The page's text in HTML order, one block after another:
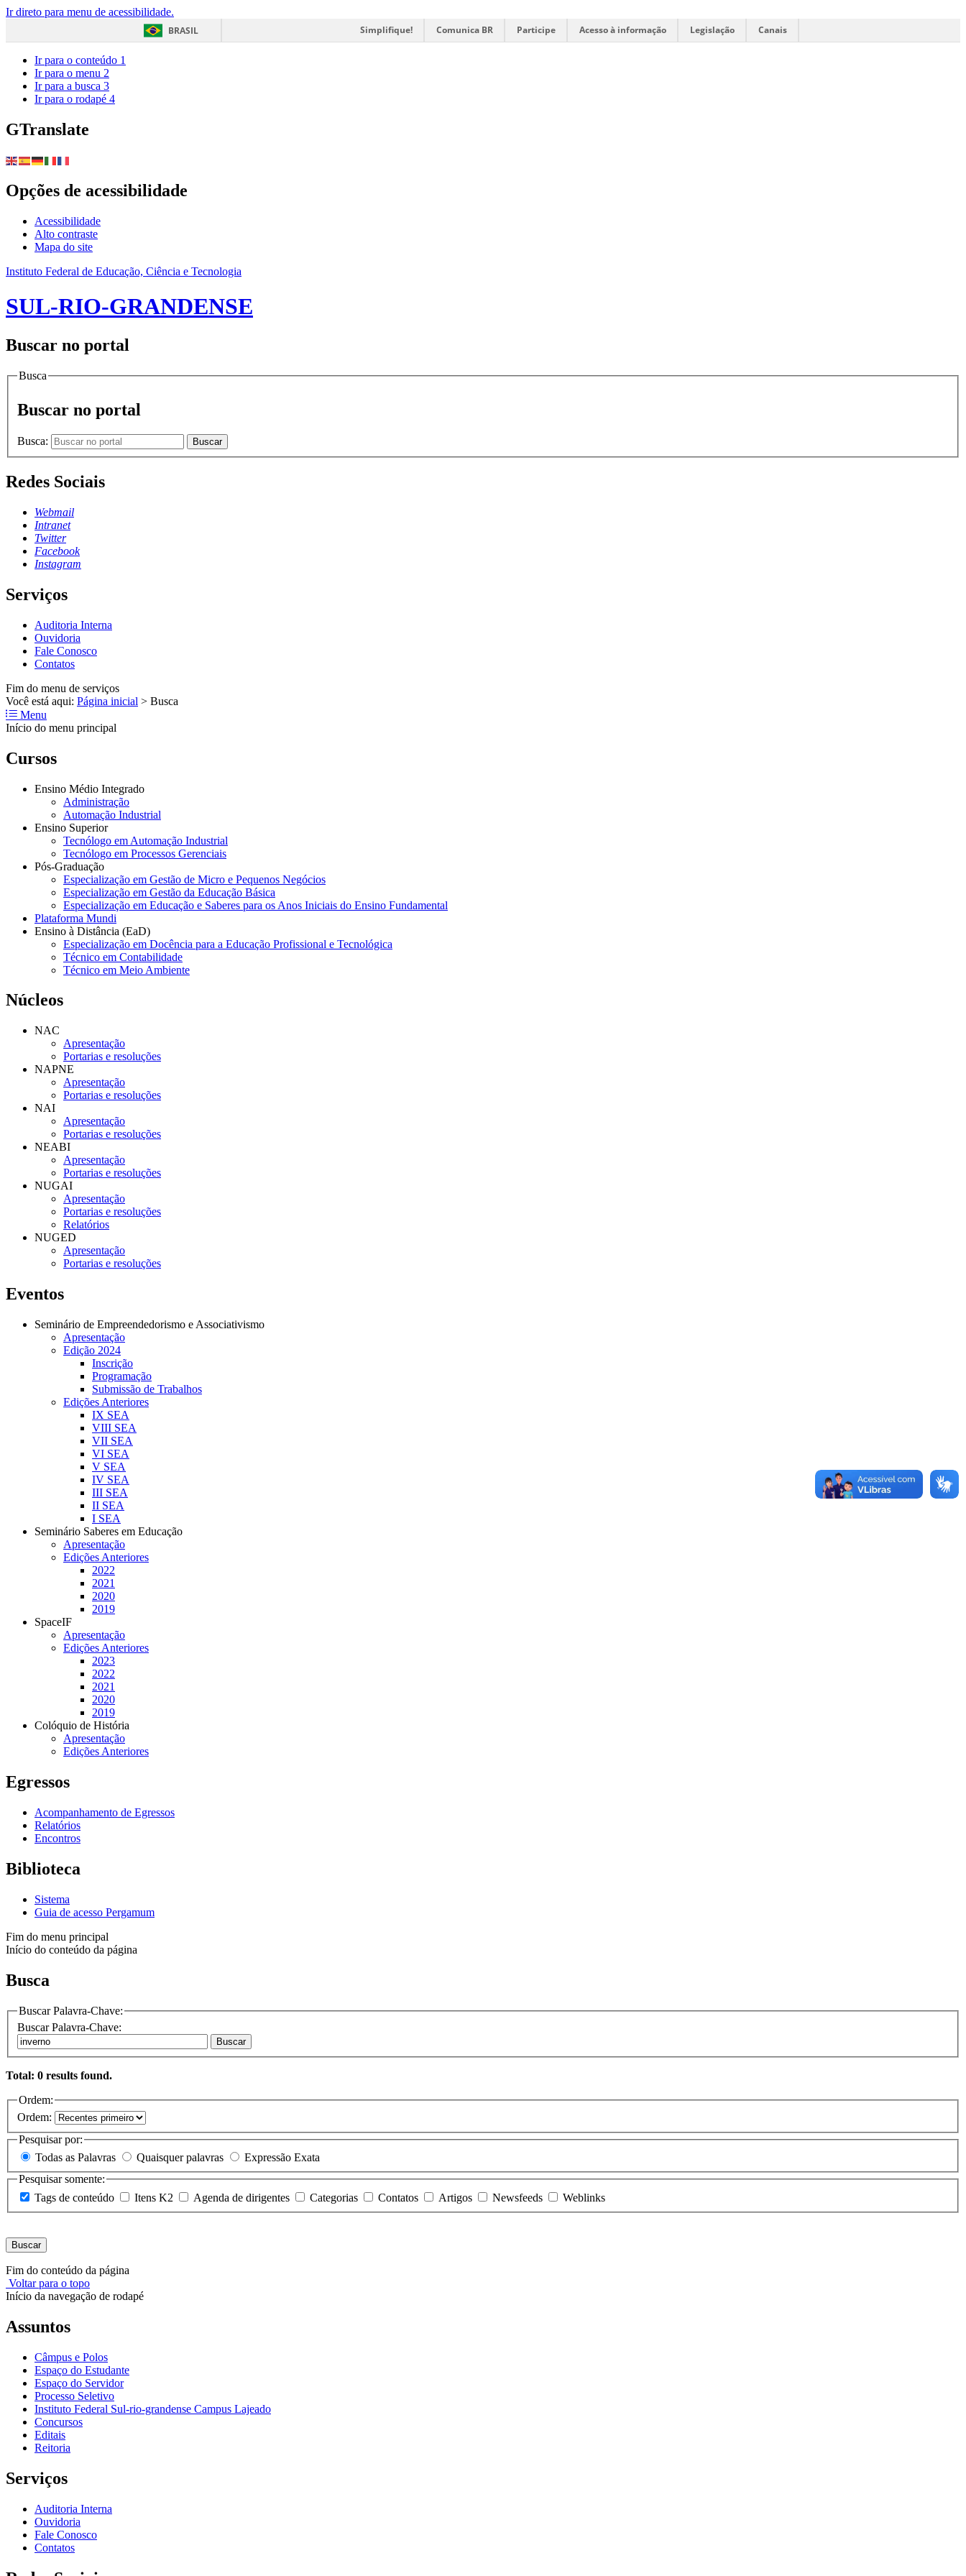
Ir direto para menu de acessibilidade.
BRASIL
Simplifique! Comunica BR Participe Acesso à informação Legislação Canais
Ir para o conteúdo 1
Ir para o menu 2
Ir para a busca 3
Ir para o rodapé 4
GTranslate
Opções de acessibilidade
Acessibilidade
Alto contraste
Mapa do site
Instituto Federal de Educação, Ciência e Tecnologia
SUL-RIO-GRANDENSE
Buscar no portal
Busca
Buscar no portal
Busca: Buscar
Redes Sociais
Webmail
Intranet
Twitter
Facebook
Instagram
Serviços
Auditoria Interna
Ouvidoria
Fale Conosco
Contatos
Fim do menu de serviços
Você está aqui: Página inicial > Busca
Menu
Início do menu principal
Cursos
Ensino Médio Integrado
Administração
Automação Industrial
Ensino Superior
Tecnólogo em Automação Industrial
Tecnólogo em Processos Gerenciais
Pós-Graduação
Especialização em Gestão de Micro e Pequenos Negócios
Especialização em Gestão da Educação Básica
Especialização em Educação e Saberes para os Anos Iniciais do Ensino Fundamental
Plataforma Mundi
Ensino à Distância (EaD)
Especialização em Docência para a Educação Profissional e Tecnológica
Técnico em Contabilidade
Técnico em Meio Ambiente
Núcleos
NAC
Apresentação
Portarias e resoluções
NAPNE
Apresentação
Portarias e resoluções
NAI
Apresentação
Portarias e resoluções
NEABI
Apresentação
Portarias e resoluções
NUGAI
Apresentação
Portarias e resoluções
Relatórios
NUGED
Apresentação
Portarias e resoluções
Eventos
Seminário de Empreendedorismo e Associativismo
Apresentação
Edição 2024
Inscrição
Programação
Submissão de Trabalhos
Edições Anteriores
IX SEA
VIII SEA
VII SEA
VI SEA
V SEA
IV SEA
III SEA
II SEA
I SEA
Seminário Saberes em Educação
Apresentação
Edições Anteriores
2022
2021
2020
2019
SpaceIF
Apresentação
Edições Anteriores
2023
2022
2021
2020
2019
Colóquio de História
Apresentação
Edições Anteriores
Egressos
Acompanhamento de Egressos
Relatórios
Encontros
Biblioteca
Sistema
Guia de acesso Pergamum
Fim do menu principal
Início do conteúdo da página
Busca
Buscar Palavra-Chave:
Buscar Palavra-Chave:
Buscar
Total: 0 results found.
Ordem:
Ordem:
Pesquisar por:
Todas as Palavras
Quaisquer palavras
Expressão Exata
Pesquisar somente:
Tags de conteúdo
Itens K2 Agenda de dirigentes Categorias Contatos Artigos Newsfeeds Weblinks
Buscar
Fim do conteúdo da página
Voltar para o topo
Início da navegação de rodapé
Assuntos
Câmpus e Polos
Espaço do Estudante
Espaço do Servidor
Processo Seletivo
Instituto Federal Sul-rio-grandense Campus Lajeado
Concursos
Editais
Reitoria
Serviços
Auditoria Interna
Ouvidoria
Fale Conosco
Contatos